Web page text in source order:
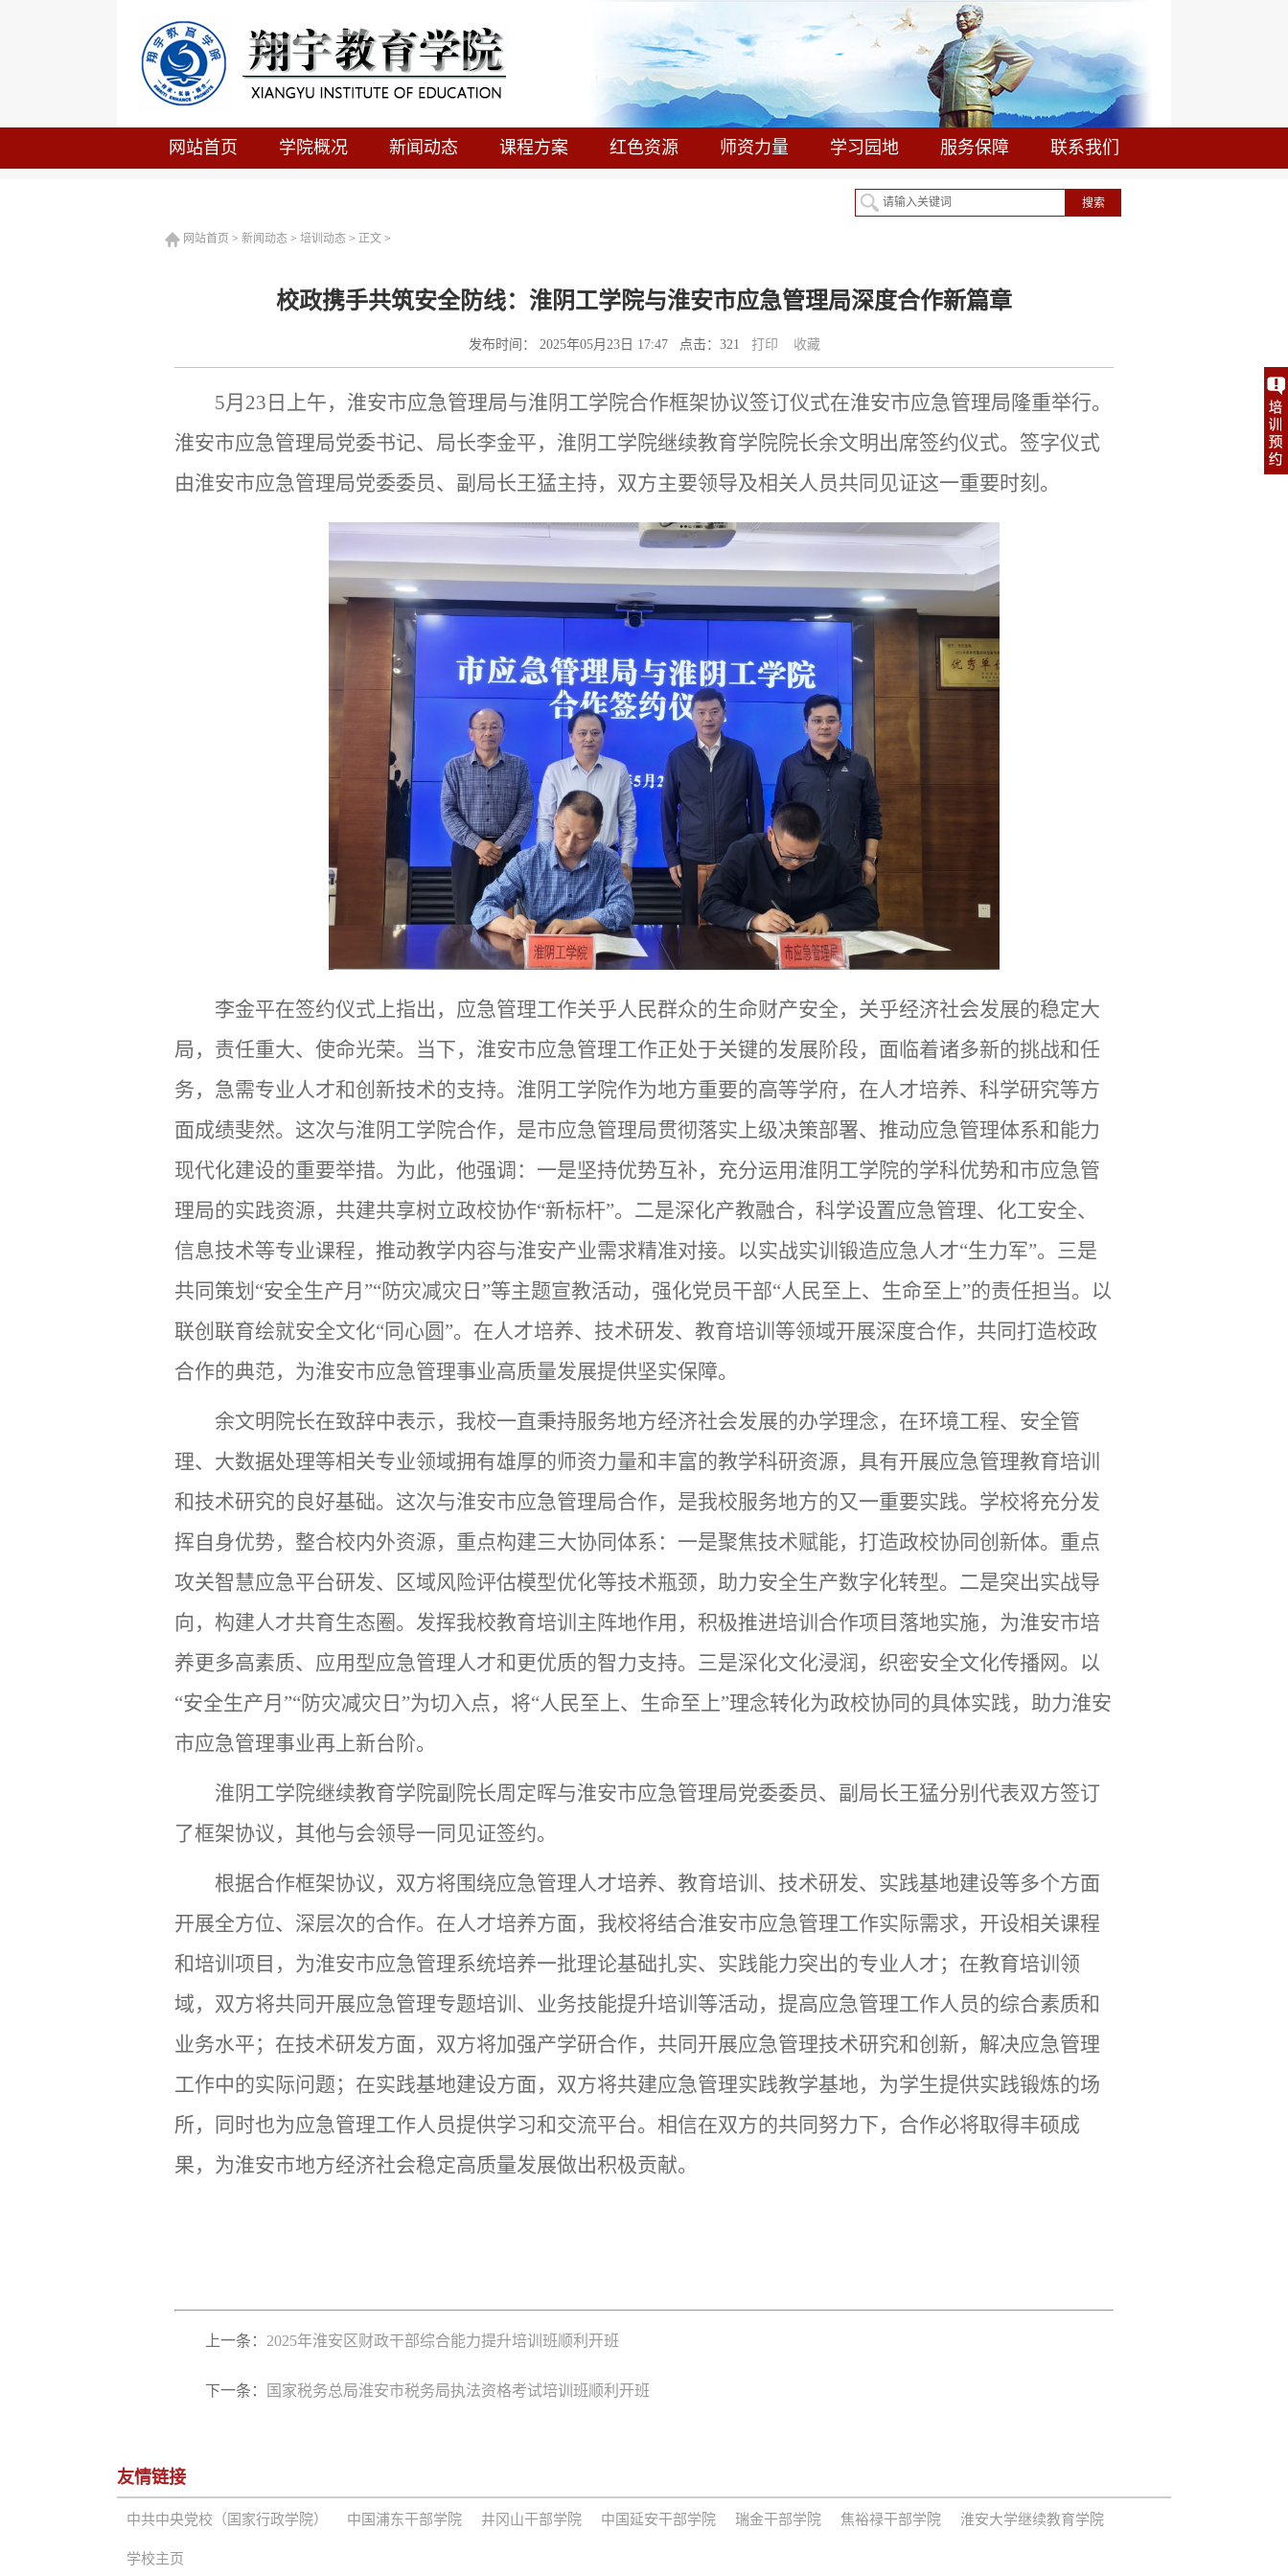
网站首页 学院概况 新闻动态 课程方案 红色资源 师资力量 学习园地 服务保障 联系我们
网站首页 > 新闻动态 > 培训动态 > 正文 >
校政携手共筑安全防线：淮阴工学院与淮安市应急管理局深度合作新篇章
发布时间： 2025年05月23日 17:47 点击： 321 打印 收藏
5月23日上午，淮安市应急管理局与淮阴工学院合作框架协议签订仪式在淮安市应急管理局隆重举行。
淮安市应急管理局党委书记、局长李金平，淮阴工学院继续教育学院院长余文明出席签约仪式。签字仪式
由淮安市应急管理局党委委员、副局长王猛主持，双方主要领导及相关人员共同见证这一重要时刻。
李金平在签约仪式上指出，应急管理工作关乎人民群众的生命财产安全，关乎经济社会发展的稳定大
局，责任重大、使命光荣。当下，淮安市应急管理工作正处于关键的发展阶段，面临着诸多新的挑战和任
务，急需专业人才和创新技术的支持。淮阴工学院作为地方重要的高等学府，在人才培养、科学研究等方
面成绩斐然。这次与淮阴工学院合作，是市应急管理局贯彻落实上级决策部署、推动应急管理体系和能力
现代化建设的重要举措。为此，他强调：一是坚持优势互补，充分运用淮阴工学院的学科优势和市应急管
理局的实践资源，共建共享树立政校协作“新标杆”。二是深化产教融合，科学设置应急管理、化工安全、
信息技术等专业课程，推动教学内容与淮安产业需求精准对接。以实战实训锻造应急人才“生力军”。三是
共同策划“安全生产月”“防灾减灾日”等主题宣教活动，强化党员干部“人民至上、生命至上”的责任担当。以
联创联育绘就安全文化“同心圆”。在人才培养、技术研发、教育培训等领域开展深度合作，共同打造校政
合作的典范，为淮安市应急管理事业高质量发展提供坚实保障。
余文明院长在致辞中表示，我校一直秉持服务地方经济社会发展的办学理念，在环境工程、安全管
理、大数据处理等相关专业领域拥有雄厚的师资力量和丰富的教学科研资源，具有开展应急管理教育培训
和技术研究的良好基础。这次与淮安市应急管理局合作，是我校服务地方的又一重要实践。学校将充分发
挥自身优势，整合校内外资源，重点构建三大协同体系：一是聚焦技术赋能，打造政校协同创新体。重点
攻关智慧应急平台研发、区域风险评估模型优化等技术瓶颈，助力安全生产数字化转型。二是突出实战导
向，构建人才共育生态圈。发挥我校教育培训主阵地作用，积极推进培训合作项目落地实施，为淮安市培
养更多高素质、应用型应急管理人才和更优质的智力支持。三是深化文化浸润，织密安全文化传播网。以
“安全生产月”“防灾减灾日”为切入点，将“人民至上、生命至上”理念转化为政校协同的具体实践，助力淮安
市应急管理事业再上新台阶。
淮阴工学院继续教育学院副院长周定晖与淮安市应急管理局党委委员、副局长王猛分别代表双方签订
了框架协议，其他与会领导一同见证签约。
根据合作框架协议，双方将围绕应急管理人才培养、教育培训、技术研发、实践基地建设等多个方面
开展全方位、深层次的合作。在人才培养方面，我校将结合淮安市应急管理工作实际需求，开设相关课程
和培训项目，为淮安市应急管理系统培养一批理论基础扎实、实践能力突出的专业人才；在教育培训领
域，双方将共同开展应急管理专题培训、业务技能提升培训等活动，提高应急管理工作人员的综合素质和
业务水平；在技术研发方面，双方将加强产学研合作，共同开展应急管理技术研究和创新，解决应急管理
工作中的实际问题；在实践基地建设方面，双方将共建应急管理实践教学基地，为学生提供实践锻炼的场
所，同时也为应急管理工作人员提供学习和交流平台。相信在双方的共同努力下，合作必将取得丰硕成
果，为淮安市地方经济社会稳定高质量发展做出积极贡献。
上一条： 2025年淮安区财政干部综合能力提升培训班顺利开班
下一条： 国家税务总局淮安市税务局执法资格考试培训班顺利开班
友情链接
中共中央党校（国家行政学院） 中国浦东干部学院 井冈山干部学院 中国延安干部学院 瑞金干部学院 焦裕禄干部学院 淮安大学继续教育学院
学校主页